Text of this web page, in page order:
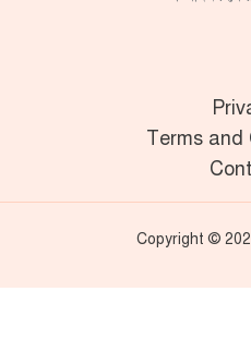
Terms and
Copyright ©